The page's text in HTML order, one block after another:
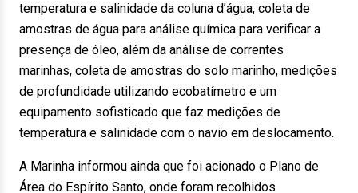
temperatura e salinidade da coluna d’água, coleta de
amostras de água para análise química para verificar a
presença de óleo, além da análise de correntes
marinhas, coleta de amostras do solo marinho, medições
de profundidade utilizando ecobatímetro e um
equipamento sofisticado que faz medições de
temperatura e salinidade com o navio em deslocamento.
A Marinha informou ainda que foi acionado o Plano de
Área do Espírito Santo, onde foram recolhidos